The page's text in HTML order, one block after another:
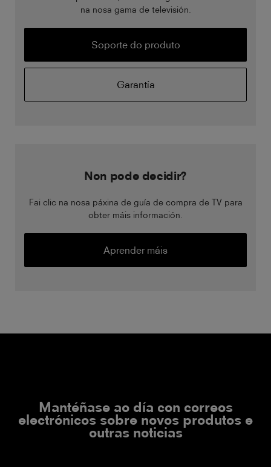
na nosa gama de televisión.
Soporte do produto
Garantía
Non pode decidir?
Fai clic na nosa páxina de guía de compra de TV para
obter máis información.
Aprender máis
Mantéñase ao día con correos
electrónicos sobre novos produtos e
outras noticias